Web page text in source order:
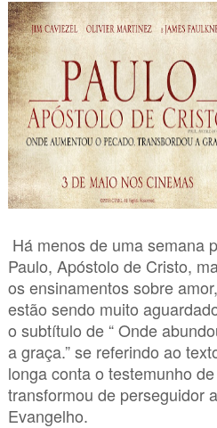
Há menos de uma semana
Paulo, Apóstolo de Cristo,
os ensinamentos sobre
estão sendo muito
o subtítulo de “ Onde
a graça.” se referindo ao
longa conta o testemunho
transformou de perseguidor
Evangelho.